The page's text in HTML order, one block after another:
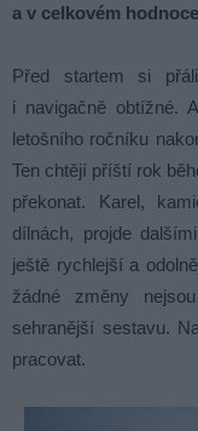
a v celkovém
Před startem si
i navigačně obtížné.
letošního ročníku
Ten chtějí příští rok
překonat. Karel,
dílnách, projde
ještě rychlejší a
žádné změny
sehranější sestavu.
pracovat.